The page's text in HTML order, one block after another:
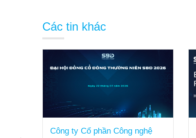
Các tin khác
SBD x Cisco tổ chức thành